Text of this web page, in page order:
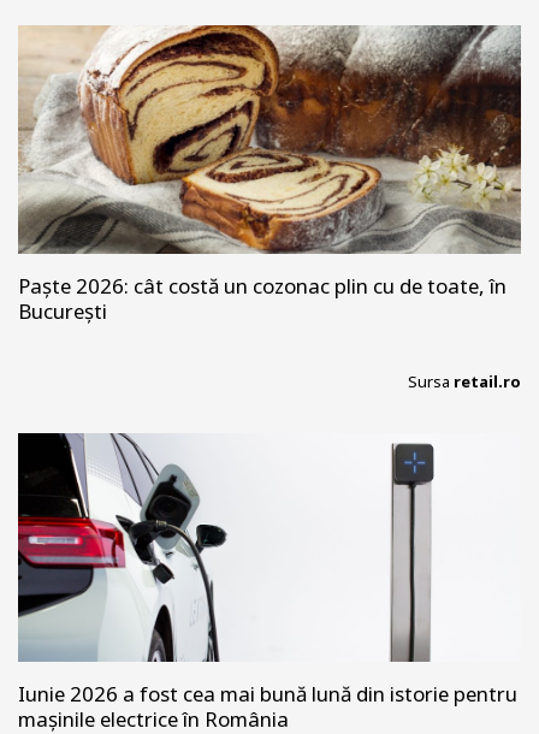
Paște 2026: cât costă un cozonac plin cu de toate, în
București
Sursa retail.ro
Iunie 2026 a fost cea mai bună lună din istorie pentru
mașinile electrice în România